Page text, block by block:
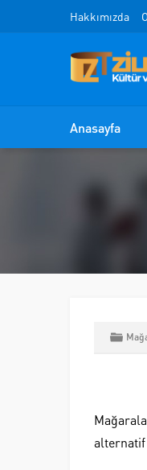
Hakkımızda
Anasayfa